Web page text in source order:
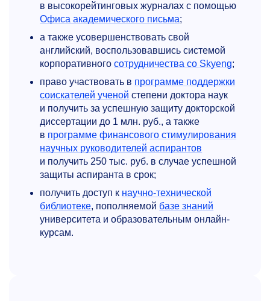
в высокорейтинговых журналах с помощью
Офиса академического письма;
а также усовершенствовать свой
английский, воспользовавшисьсистемой
корпоративногосотрудничества со Skyeng;
право участвовать в программе поддержки
соискателей ученой степени доктора наук
и получить за успешную защиту докторской
диссертации до 1 млн. руб., а также
в программе финансового стимулирования
научных руководителей аспирантов
и получить 250 тыс. руб. в случае успешной
защиты аспиранта в срок;
получить доступ к научно-технической
библиотеке, пополняемой базе знаний
университета и образовательным онлайн-
курсам.